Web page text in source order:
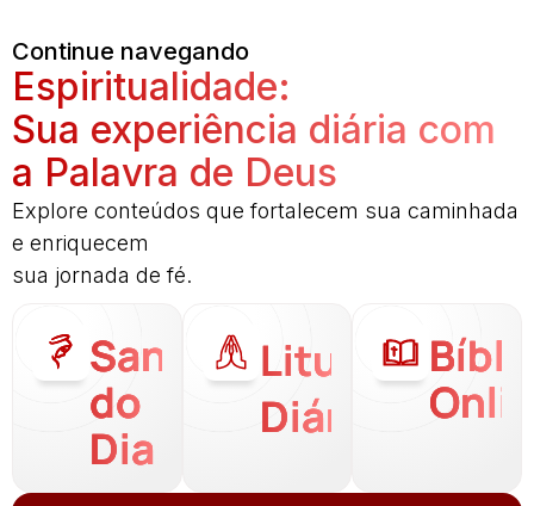
Continue navegando
Espiritualidade:
Sua experiência diária com
a Palavra de Deus
Explore conteúdos que fortalecem sua caminhada
e enriquecem
sua jornada de fé.
Santo
do
Dia
Liturgia
Diária